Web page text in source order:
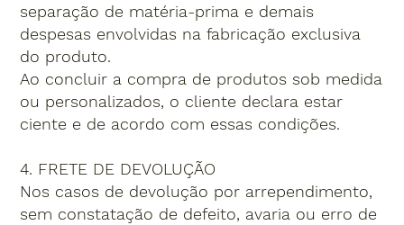
separação de matéria-prima e demais
despesas envolvidas na fabricação exclusiva
do produto.
Ao concluir a compra de produtos sob medida
ou personalizados, o cliente declara estar
ciente e de acordo com essas condições.
4. FRETE DE DEVOLUÇÃO
Nos casos de devolução por arrependimento,
sem constatação de defeito, avaria ou erro de